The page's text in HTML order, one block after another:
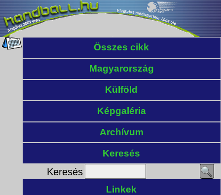
Összes cikk
Magyarország
Külföld
Képgaléria
Archívum
Keresés
Keresés
Linkek